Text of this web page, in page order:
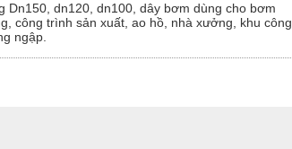
Dn150, dn120, dn100, dây bơm dùng cho bơm
công trình sản xuất, ao hồ, nhà xưởng, khu công
ngập.